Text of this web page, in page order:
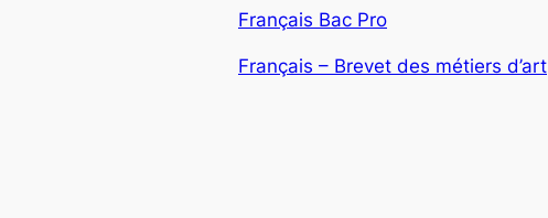
Français Bac Pro
Français – Brevet des métiers d’art